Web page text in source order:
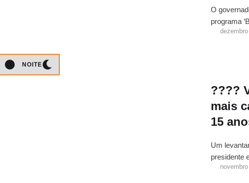
NOITE
O
programa
dezembro
????
mais
15
Um
presidente